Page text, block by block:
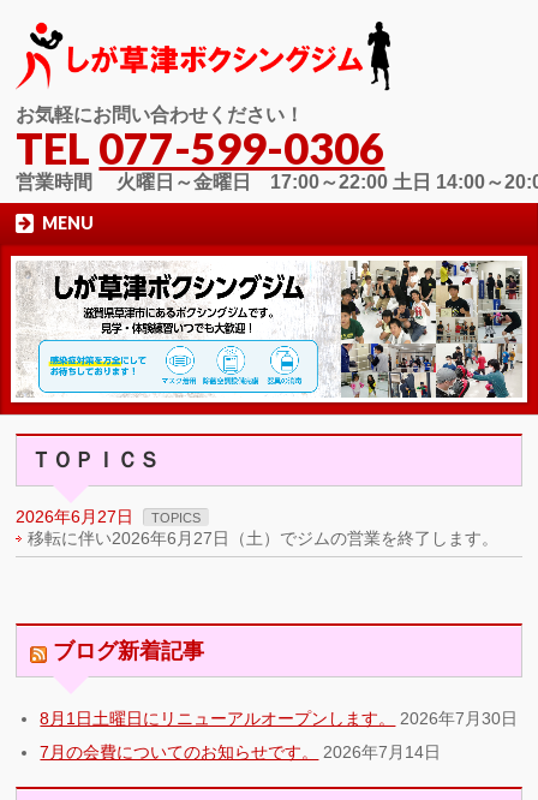
お気軽にお問い合わせください！
TEL 077-599-0306
営業時間 火曜日～金曜日 17:00～22:00 土日 14:00～
MENU
ＴＯＰＩＣＳ
2026年6月27日 TOPICS
移転に伴い2026年6月27日（土）でジムの営業を終了します。
ブログ新着記事
8月1日土曜日にリニューアルオープンします。
2026年7月30日
7月の会費についてのお知らせです。
2026年7月14日